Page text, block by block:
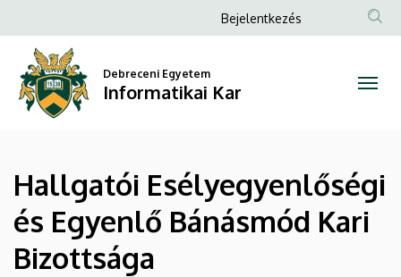
Esélyegyenlőségi
és
Egyenlő
Bánásmód
Kari
Bizottsága
a
tartalomra
Anonim
menüje
Bejelentkezés
Debreceni Egyetem
Informatikai Kar
Hallgatói Esélyegyenlőségi
és Egyenlő Bánásmód Kari
Bizottsága